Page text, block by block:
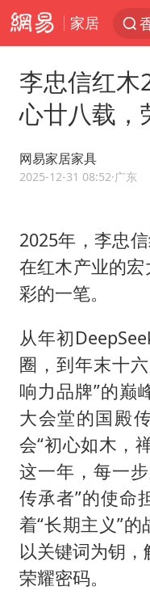
家居
李忠信红
心廿八载，
网易家居家具
2025-12-31 08:52·广东
2025年，李忠
在红木产业的
彩的一笔。
从年初
圈，到年末十
响力品牌”的巅
大会堂的国殿
会“初心如木，
这一年，每一
传承者”的使命
着“长期主义”
以关键词为钥
荣耀密码。